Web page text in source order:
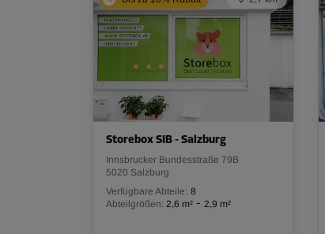
Storebox SIB - Salzburg
Innsbrucker Bundesstraße 79B
5020 Salzburg
Verfügbare Abteile: 8
Abteilgrößen: 2,6 m² - 2,9 m²